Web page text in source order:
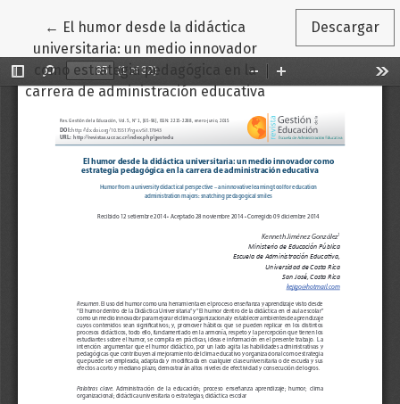
← Volver a los detalles del artículo
El humor desde la didáctica
universitaria: un medio innovador
como estrategia pedagógica en la
carrera de administración educativa
Descargar